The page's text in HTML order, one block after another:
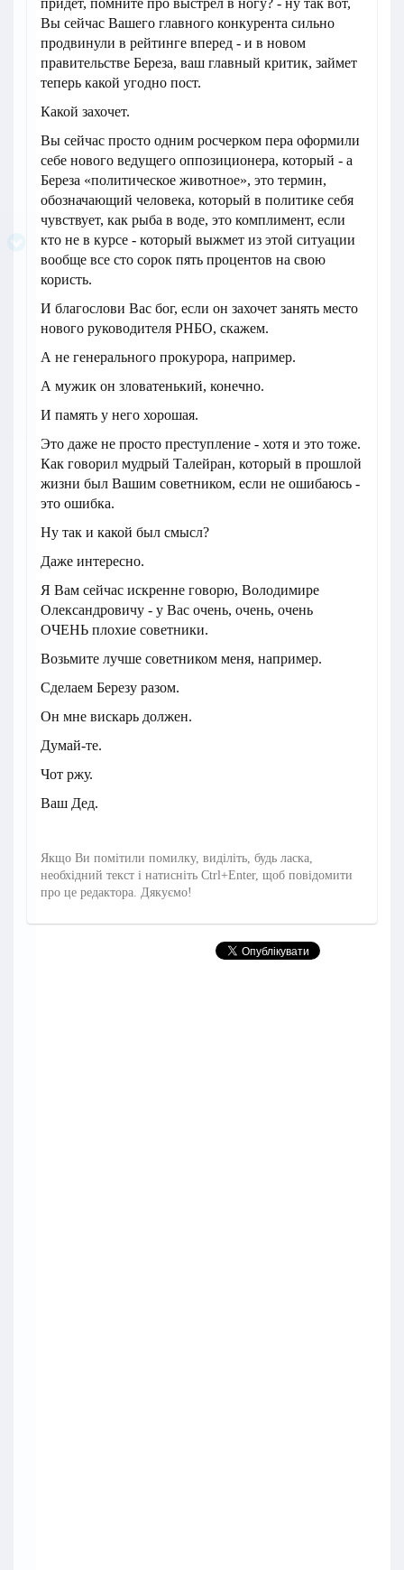
придет, помните про выстрел в ногу? - ну так вот,
Вы сейчас Вашего главного конкурента сильно
продвинули в рейтинге вперед - и в новом
правительстве Береза, ваш главный критик, займет
теперь какой угодно пост.
Какой захочет.
Вы сейчас просто одним росчерком пера оформили
себе нового ведущего оппозиционера, который - а
Береза «политическое животное», это термин,
обозначающий человека, который в политике себя
чувствует, как рыба в воде, это комплимент, если
кто не в курсе - который выжмет из этой ситуации
вообще все сто сорок пять процентов на свою
користь.
И благослови Вас бог, если он захочет занять место
нового руководителя РНБО, скажем.
А не генерального прокурора, например.
А мужик он зловатенький, конечно.
И память у него хорошая.
Это даже не просто преступление - хотя и это тоже.
Как говорил мудрый Талейран, который в прошлой
жизни был Вашим советником, если не ошибаюсь -
это ошибка.
Ну так и какой был смысл?
Даже интересно.
Я Вам сейчас искренне говорю, Володимире
Олександровичу - у Вас очень, очень, очень
ОЧЕНЬ плохие советники.
Возьмите лучше советником меня, например.
Сделаем Березу разом.
Он мне вискарь должен.
Думай-те.
Чот ржу.
Ваш Дед.
Якщо Ви помітили помилку, виділіть, будь ласка,
необхідний текст і натисніть Ctrl+Enter, щоб повідомити
про це редактора. Дякуємо!